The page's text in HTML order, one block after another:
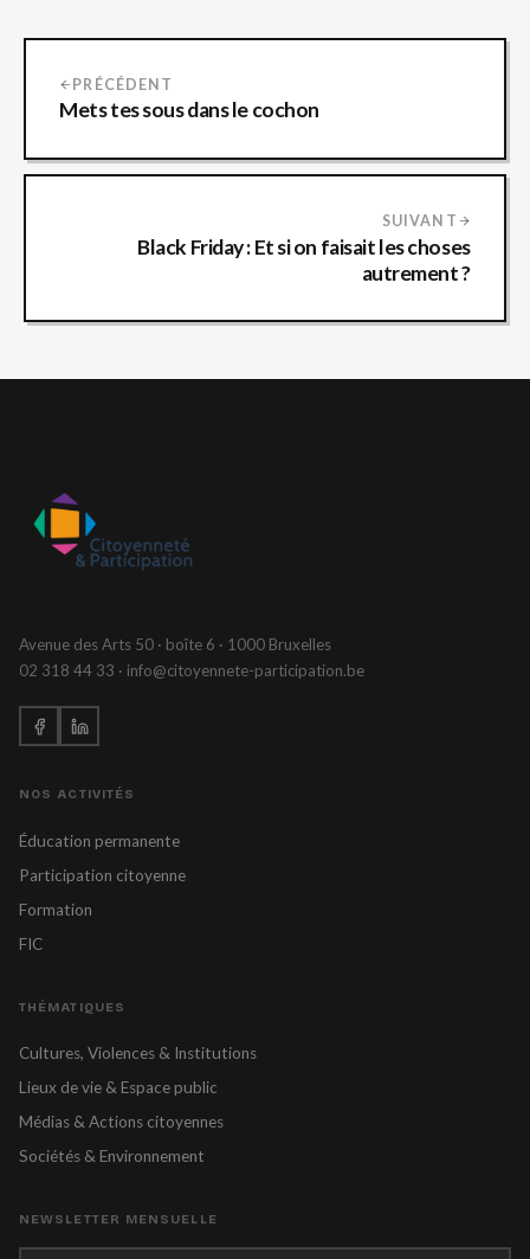
PRÉCÉDENT
Mets tes sous dans le cochon
SUIVANT
Black Friday : Et si on faisait les choses
autrement ?
Avenue des Arts 50 · boîte 6 · 1000 Bruxelles
02 318 44 33 · info@citoyennete-participation.be
NOS ACTIVITÉS
Éducation permanente
Participation citoyenne
Formation
FIC
THÉMATIQUES
Cultures, Violences & Institutions
Lieux de vie & Espace public
Médias & Actions citoyennes
Sociétés & Environnement
NEWSLETTER MENSUELLE